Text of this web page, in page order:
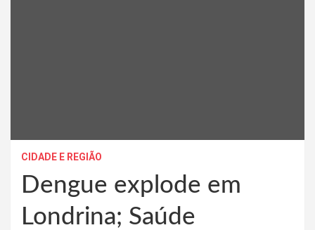
CIDADE E REGIÃO
Dengue explode em
Londrina; Saúde